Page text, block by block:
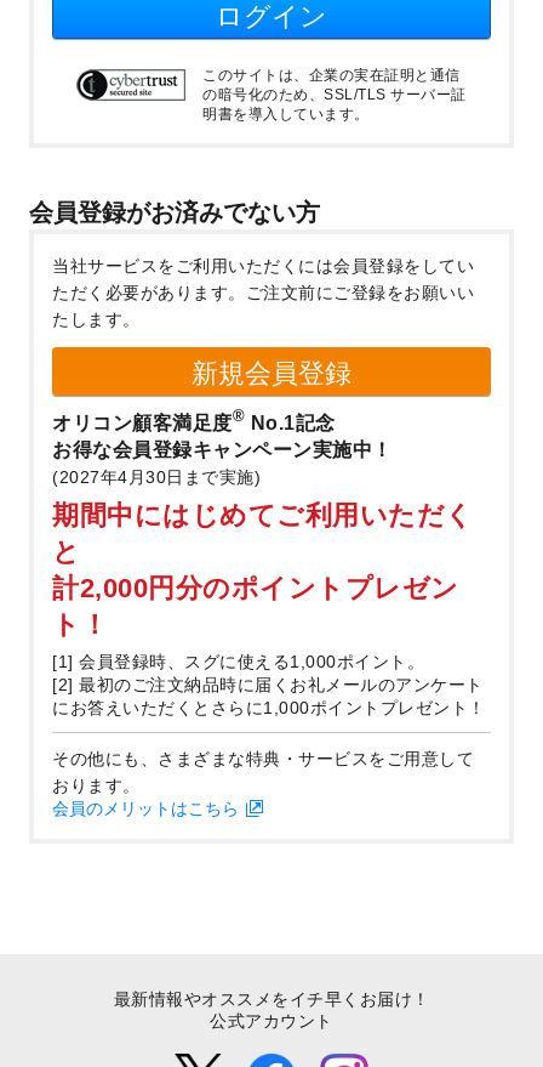
ログイン
このサイトは、企業の実在証明と通信
の暗号化のため、SSL/TLS サーバー証
明書を導入しています。
会員登録がお済みでない方
当社サービスをご利用いただくには会員登録をしてい
ただく必要があります。
ご注文前にご登録をお願いい
たします。
新規会員登録
オリコン顧客満足度® No.1記念
お得な会員登録キャンペーン実施中！
(2027年4月30日まで実施)
期間中にはじめてご利用いただく
と
計2,000円分のポイントプレゼン
ト！
[1] 会員登録時、スグに使える1,000ポイント。
[2] 最初のご注文納品時に届くお礼メールのアンケート
にお答えいただくとさらに1,000ポイントプレゼント！
その他にも、さまざまな特典・サービスをご用意して
おります。
会員のメリットはこちら
最新情報やオススメをイチ早くお届け！
公式アカウント